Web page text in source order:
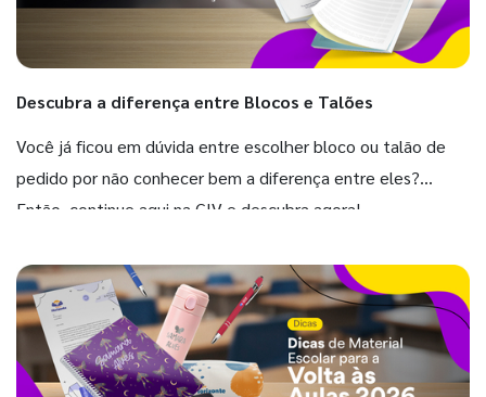
Descubra a diferença entre Blocos e Talões
Você já ficou em dúvida entre escolher bloco ou talão de
pedido por não conhecer bem a diferença entre eles?
Então, continue aqui na GIV e descubra agora!